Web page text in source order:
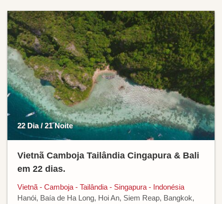
22 Dia / 21 Noite
Vietnã Camboja Tailândia Cingapura & Bali
em 22 dias.
Vietnã - Camboja - Tailândia - Singapura - Indonésia
Hanói, Baía de Ha Long, Hoi An, Siem Reap, Bangkok,